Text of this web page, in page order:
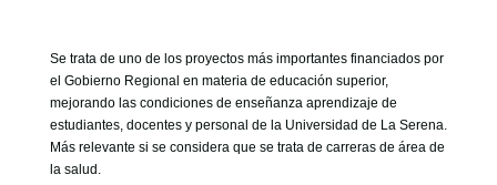
Se trata de uno de los proyectos más importantes financiados por
el Gobierno Regional en materia de educación superior,
mejorando las condiciones de enseñanza aprendizaje de
estudiantes, docentes y personal de la Universidad de La Serena.
Más relevante si se considera que se trata de carreras de área de
la salud.